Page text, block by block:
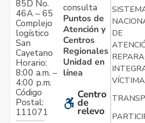
85D No.
46A – 65
Complejo
logístico
San
Cayetano
Horario:
8:00 a.m. –
4:00 p.m.
Código
Postal:
111071
consulta
Puntos de
Atención y
Centros
Regionales
Unidad en
línea
Centro
de
relevo
DE